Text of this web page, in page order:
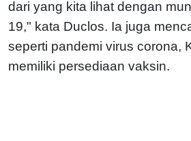
dari yang kita lihat dengan
19," kata Duclos. Ia juga
seperti pandemi virus corona,
memiliki persediaan vaksin.